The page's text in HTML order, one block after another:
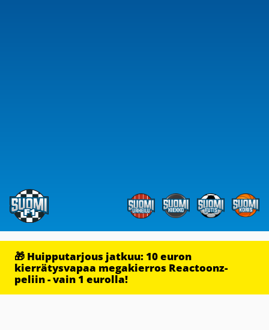
🎁 Huipputarjous jatkuu: 10 euron
kierrätysvapaa megakierros Reactoonz-
peliin - vain 1 eurolla!